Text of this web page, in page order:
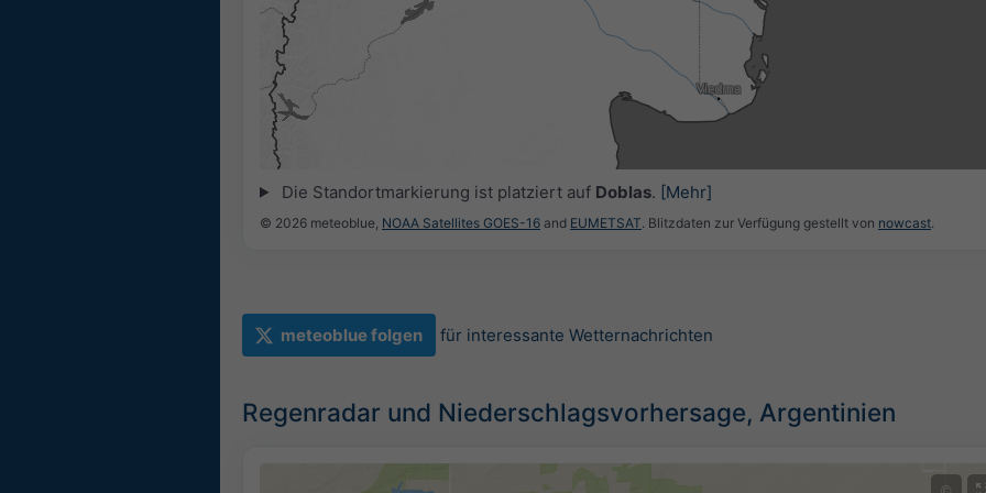
Die Standortmarkierung ist platziert auf Doblas. [Mehr]
© 2026 meteoblue, NOAA Satellites GOES-16 and EUMETSAT. Blitzdaten zur Verfügung gestellt von nowcast.
meteoblue folgen für interessante Wetternachrichten
Regenradar und Niederschlagsvorhersage, Argentinien